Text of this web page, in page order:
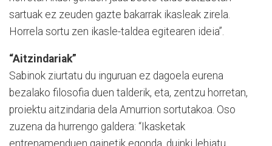
sartuak ez zeuden gazte bakarrak ikasleak zirela.
Horrela sortu zen ikasle-taldea egitearen ideia”.
“Aitzindariak”
Sabinok ziurtatu du inguruan ez dagoela eurena
bezalako filosofia duen talderik, eta, zentzu horretan,
proiektu aitzindaria dela Amurrion sortutakoa. Oso
zuzena da hurrengo galdera: “Ikasketak